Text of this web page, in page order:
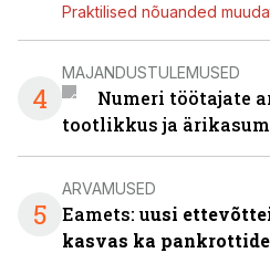
Praktilised nõuanded
4
MAJANDUSTULEMUSED
Numeri töötajate
tootlikkus ja
5
ARVAMUSED
Eamets: uusi
kasvas ka